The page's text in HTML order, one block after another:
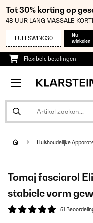
Tot 30% korting op
48 UUR LANG MASSALE
FULLSWING30
Nu
winkelen
Flexibele betalingen
Huishoudelijke
Tomaj fasciarol
stabiele vorm
51